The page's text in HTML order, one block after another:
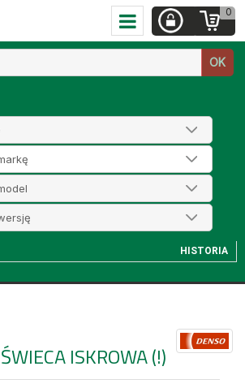
0
numer
OK
HISTORIA
ŚWIECA ISKROWA (!)